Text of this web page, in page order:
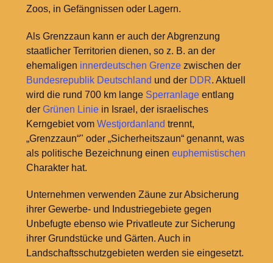
Zoos, in Gefängnissen oder Lagern.
Als Grenzzaun kann er auch der Abgrenzung
staatlicher Territorien dienen, so z. B. an der
ehemaligen innerdeutschen Grenzezwischen der
Bundesrepublik Deutschland und der DDR. Aktuell
wird die rund 700 km lange Sperranlageentlang
der Grünen Liniein Israel, der israelisches
Kerngebiet vom Westjordanland trennt,
„Grenzzaun“" oder „Sicherheitszaun“ genannt, was
als politische Bezeichnung einen euphemistischen
Charakter hat.
Unternehmen verwenden Zäune zur Absicherung
ihrer Gewerbe- und Industriegebiete gegen
Unbefugte ebenso wie Privatleute zur Sicherung
ihrer Grundstücke und Gärten. Auch in
Landschaftsschutzgebieten werden sie eingesetzt.